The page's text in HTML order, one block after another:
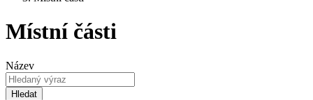
Místní části
Název
Hledat